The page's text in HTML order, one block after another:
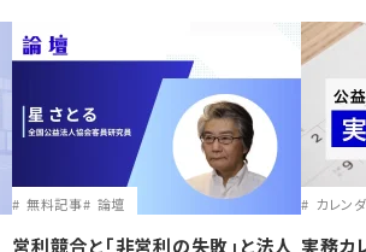
無料記事 論壇
営利競合と｢非営利の失敗｣と法人
カレン
実務カ